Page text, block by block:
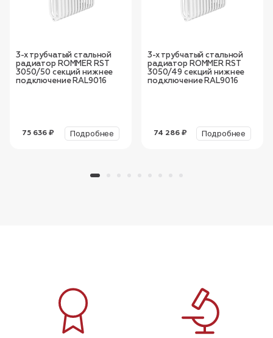
3-х трубчатый стальной
радиатор ROMMER RST
3050/50 секций нижнее
подключение RAL9016
75 636 ₽ Подробнее
3-х трубчатый стальной
радиатор ROMMER RST
3050/49 секций нижнее
подключение RAL9016
74 286 ₽ Подробнее